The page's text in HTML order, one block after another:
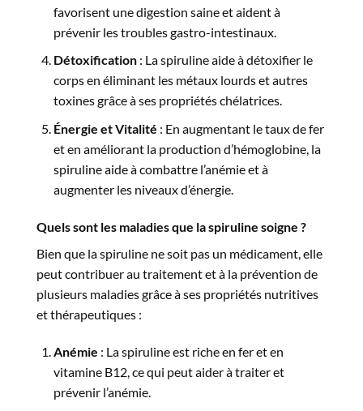
favorisent une digestion saine et aident à
prévenir les troubles gastro-intestinaux.
Détoxification: La spiruline aide à détoxifier le
corps en éliminant les métaux lourds et autres
toxines grâce à ses propriétés chélatrices.
Énergie et Vitalité : En augmentant le taux de fer
et en améliorant la production d’hémoglobine, la
spiruline aide à combattre l’anémie et à
augmenter les niveaux d’énergie.
Quels sont les maladies que laspiruline soigne ?
Bien que laspiruline ne soit pas un médicament, elle
peut contribuer au traitement et à la prévention de
plusieurs maladies grâce à ses propriétés nutritives
et thérapeutiques :
Anémie : La spiruline est riche en fer et en
vitamine B12, ce qui peut aider à traiter et
prévenir l’anémie.